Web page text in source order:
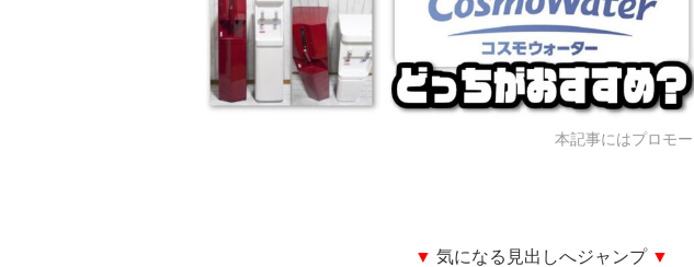
本記事にはプロモ
▼ 気になる見出しへジャンプ ▼